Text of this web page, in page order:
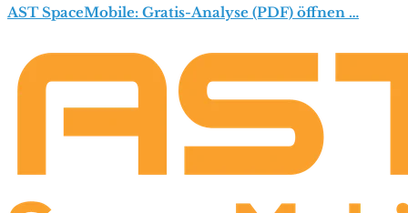
AST SpaceMobile: Gratis-Analyse (PDF) öffnen …